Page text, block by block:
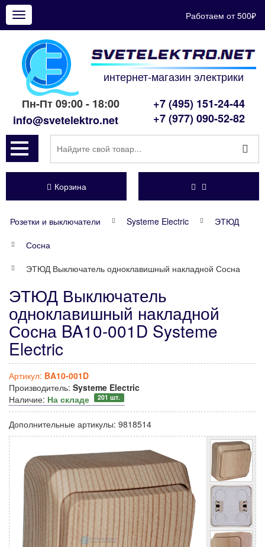
Показать
меню
Работаем от 500₽
интернет-магазин электрики
Пн-Пт 09:00 - 18:00
info@svetelektro.net
+7 (495) 151-24-44
+7 (977) 090-52-82
Корзина
Розетки и выключатели Systeme Electric
ЭТЮД
Сосна
ЭТЮД Выключатель одноклавишный накладной Сосна
ЭТЮД Выключатель
одноклавишный накладной
Сосна BA10-001D Systeme
Electric
Артикул: BA10-001D
Производитель: Systeme Electric
Наличие: На складе 201 шт.
Дополнительные артикулы: 9818514